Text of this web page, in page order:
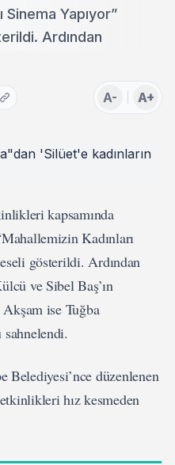
Sinema Yapıyor”
Ardından
A- A+
kapsamında
Kadınları
gösterildi. Ardından
ve Sibel Baş’ın
Akşam ise Tuğba
Belediyesi’nce düzenlenen
hız kesmeden